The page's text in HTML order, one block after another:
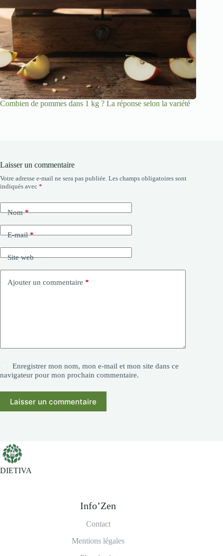
Combien de pommes dans 1 kg ? La réponse selon la variété
Laisser un commentaire
Votre adresse e-mail ne sera pas publiée. Les champs obligatoires sont
indiqués avec *
Nom*
E-mail*
Site web
Ajouter un commentaire *
Enregistrer mon nom, mon e-mail et mon site dans ce
navigateur pour mon prochain commentaire.
Laisser un commentaire
DIETIVA
Info’Zen
Contact
Mentions légales